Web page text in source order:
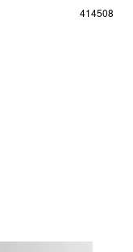
414508